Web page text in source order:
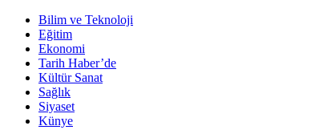
Bilim ve Teknoloji
Eğitim
Ekonomi
Tarih Haber’de
Kültür Sanat
Sağlık
Siyaset
Künye